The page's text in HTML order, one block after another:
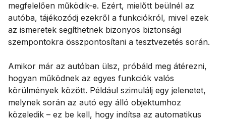
megfelelően működik-e. Ezért, mielőtt beülnél az
autóba, tájékozódj ezekről a funkciókról, mivel ezek
az ismeretek segíthetnek bizonyos biztonsági
szempontokra összpontosítani a tesztvezetés során.
Amikor már az autóban ülsz, próbáld meg átérezni,
hogyan működnek az egyes funkciók valós
körülmények között. Például szimulálj egy jelenetet,
melynek során az autó egy álló objektumhoz
közeledik – ez be kell, hogy indítsa az automatikus